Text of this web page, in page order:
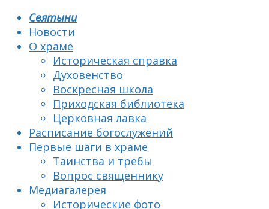
Святыни
Новости
О храме
Историческая справка
Духовенство
Воскресная школа
Приходская библиотека
Церковная лавка
Расписание богослужений
Первые шаги в храме
Таинства и требы
Вопрос священнику
Медиагалерея
Исторические фото